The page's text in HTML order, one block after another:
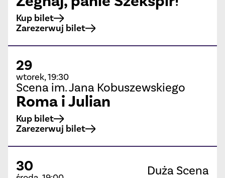
Kup bilet
Zarezerwuj bilet
29
wtorek, 19:30
Roma i Julian
Scena im. Jana Kobuszewskiego
Kup bilet
Zarezerwuj bilet
30 Duża Scena